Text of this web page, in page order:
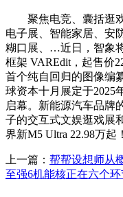
聚焦电竞、囊括逛戏
电子展、智能家居、安
糊口展、…近日，智象
框架 VAREdit，起售价
首个纯自回归的图像编
球资本十月展定于2025
启幕。新能源汽车品牌
子的交互式文娱逛戏展
界新M5 Ultra 22.98万起！
上一篇： 帮帮设想师从
至强6机能核正在六个